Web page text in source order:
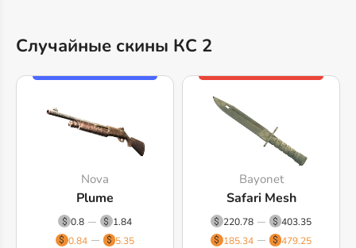
Случайные скины КС 2
Nova
Plume
0.8
1.84
0.84
5.35
Bayonet
Safari Mesh
220.78
403.35
185.34
479.25